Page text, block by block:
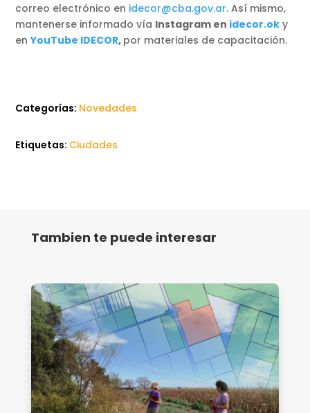
correo electrónico en idecor@cba.gov.ar. Así mismo,
mantenerse informado vía Instagram en idecor.ok y
enYouTube IDECOR, por materiales de capacitación.
Categorías: Novedades
Etiquetas: Ciudades
Tambien te puede interesar